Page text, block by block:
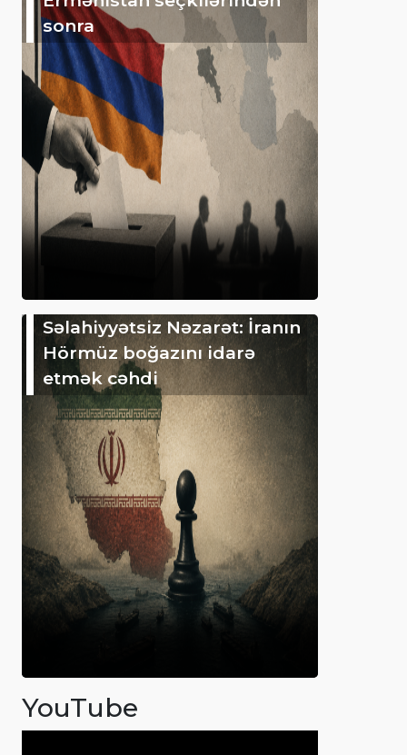
sonra
Səlahiyyətsiz Nəzarət: İranın
Hörmüz boğazını idarə
etmək cəhdi
YouTube